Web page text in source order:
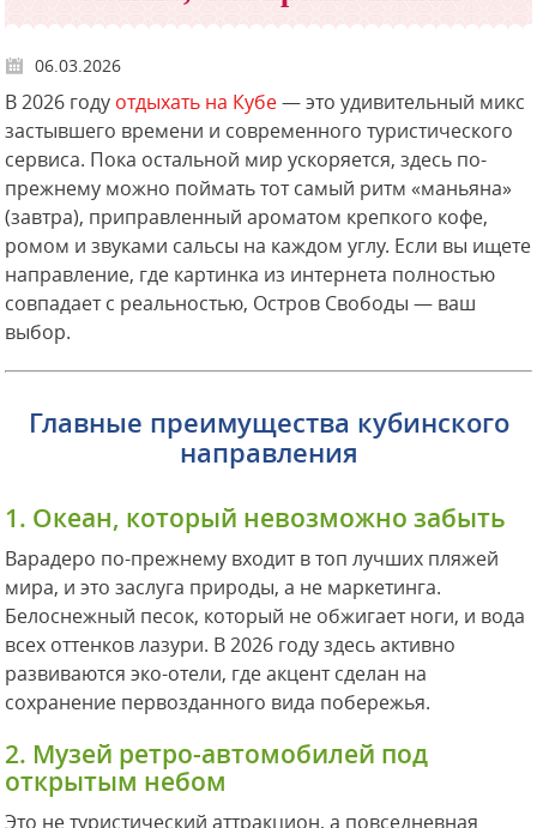
06.03.2026
В 2026 году отдыхать на Кубе— это удивительный микс
застывшего времени и современного туристического
сервиса. Пока остальной мир ускоряется, здесь по-
прежнему можно поймать тот самый ритм «маньяна»
(завтра), приправленный ароматом крепкого кофе,
ромом и звуками сальсы на каждом углу. Если вы ищете
направление, где картинка из интернета полностью
совпадает с реальностью, Остров Свободы — ваш
выбор.
Главные преимущества кубинского
направления
1. Океан, который невозможно забыть
Варадеро по-прежнему входит в топ лучших пляжей
мира, и это заслуга природы, а не маркетинга.
Белоснежный песок, который не обжигает ноги, и вода
всех оттенков лазури. В 2026 году здесь активно
развиваются эко-отели, где акцент сделан на
сохранение первозданного вида побережья.
2. Музей ретро-автомобилей под
открытым небом
Это не туристический аттракцион, а повседневная